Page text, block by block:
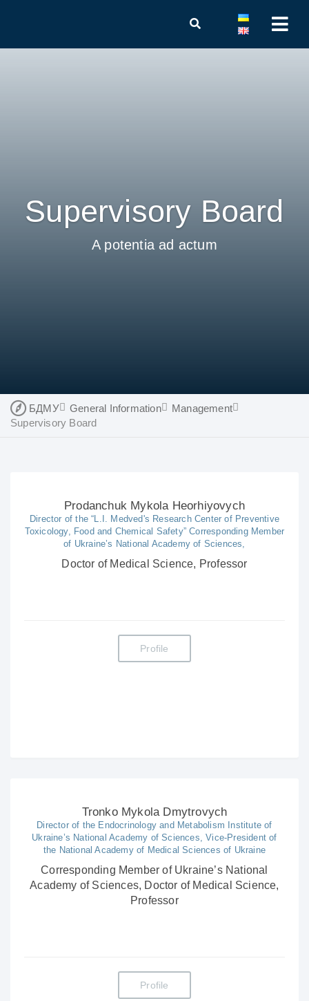
Supervisory Board
A potentia ad actum
БДМУ General Information
Management
Supervisory Board
Prodanchuk Mykola Heorhiyovych
Director of the “L.I. Medved's Research Center of Preventive
Toxicology, Food and Chemical Safety” Corresponding Member
of Ukraine’s National Academy of Sciences,
Doctor of Medical Science, Professor
Profile
Tronko Mykola Dmytrovych
Director of the Endocrinology and Metabolism Institute of
Ukraine’s National Academy of Sciences, Vice-President of
the National Academy of Medical Sciences of Ukraine
Corresponding Member of Ukraine’s National
Academy of Sciences, Doctor of Medical Science,
Professor
Profile